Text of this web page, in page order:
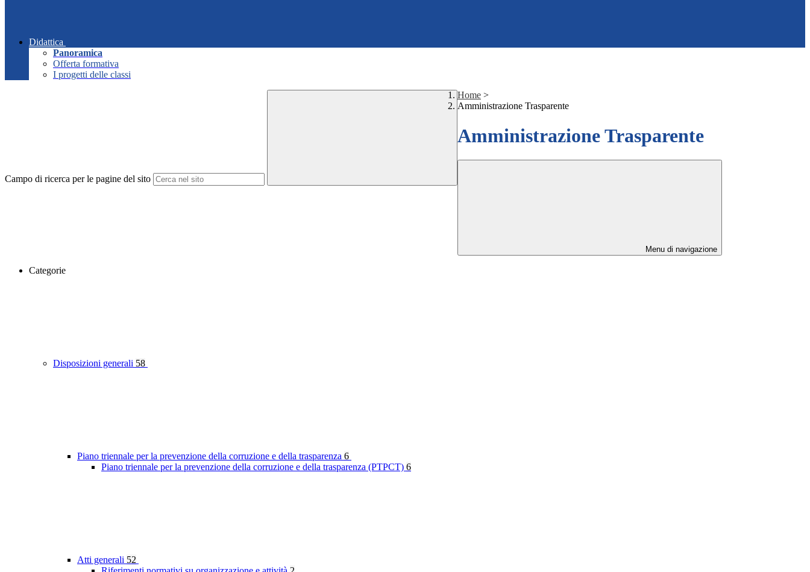
Didattica
Panoramica
Offerta formativa
I progetti delle classi
Campo di ricerca per le pagine del sito
Home >
Amministrazione Trasparente
Amministrazione Trasparente
Menu di navigazione
Categorie
Disposizioni generali 58
Piano triennale per la prevenzione della corruzione e della trasparenza 6
Piano triennale per la prevenzione della corruzione e della trasparenza (PTPCT) 6
Atti generali 52